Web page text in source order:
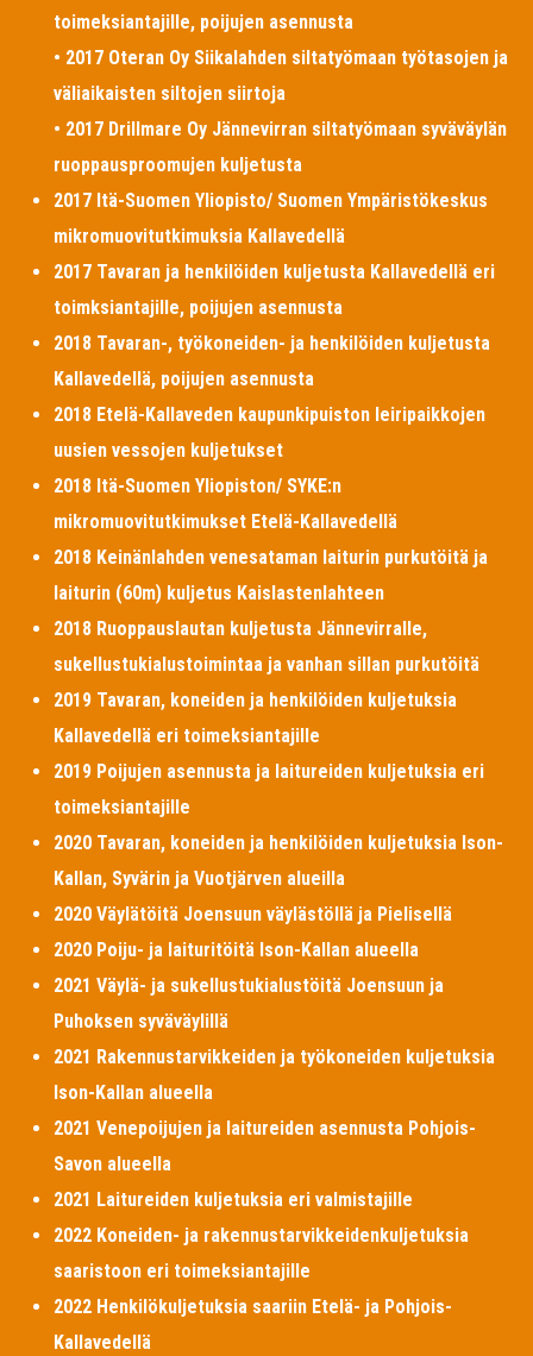
toimeksiantajille, poijujen asennusta
• 2017 Oteran Oy Siikalahden siltatyömaan työtasojen ja
väliaikaisten siltojen siirtoja
• 2017 Drillmare Oy Jännevirran siltatyömaan syväväylän
ruoppausproomujen kuljetusta
2017 Itä-Suomen Yliopisto/ Suomen Ympäristökeskus
mikromuovitutkimuksia Kallavedellä
2017 Tavaran ja henkilöiden kuljetusta Kallavedellä eri
toimksiantajille, poijujen asennusta
2018 Tavaran-, työkoneiden- ja henkilöiden kuljetusta
Kallavedellä, poijujen asennusta
2018 Etelä-Kallaveden kaupunkipuiston leiripaikkojen
uusien vessojen kuljetukset
2018 Itä-Suomen Yliopiston/ SYKE:n
mikromuovitutkimukset Etelä-Kallavedellä
2018 Keinänlahden venesataman laiturin purkutöitä ja
laiturin (60m) kuljetus Kaislastenlahteen
2018 Ruoppauslautan kuljetusta Jännevirralle,
sukellustukialustoimintaa ja vanhan sillan purkutöitä
2019 Tavaran, koneiden ja henkilöiden kuljetuksia
Kallavedellä eri toimeksiantajille
2019 Poijujen asennusta ja laitureiden kuljetuksia eri
toimeksiantajille
2020 Tavaran, koneiden ja henkilöiden kuljetuksia Ison-
Kallan, Syvärin ja Vuotjärven alueilla
2020 Väylätöitä Joensuun väylästöllä ja Pielisellä
2020 Poiju- ja laituritöitä Ison-Kallan alueella
2021 Väylä- ja sukellustukialustöitä Joensuun ja
Puhoksen syväväylillä
2021 Rakennustarvikkeiden ja työkoneiden kuljetuksia
Ison-Kallan alueella
2021 Venepoijujen ja laitureiden asennusta Pohjois-
Savon alueella
2021 Laitureiden kuljetuksia eri valmistajille
2022 Koneiden- ja rakennustarvikkeidenkuljetuksia
saaristoon eri toimeksiantajille
2022 Henkilökuljetuksia saariin Etelä- ja Pohjois-
Kallavedellä